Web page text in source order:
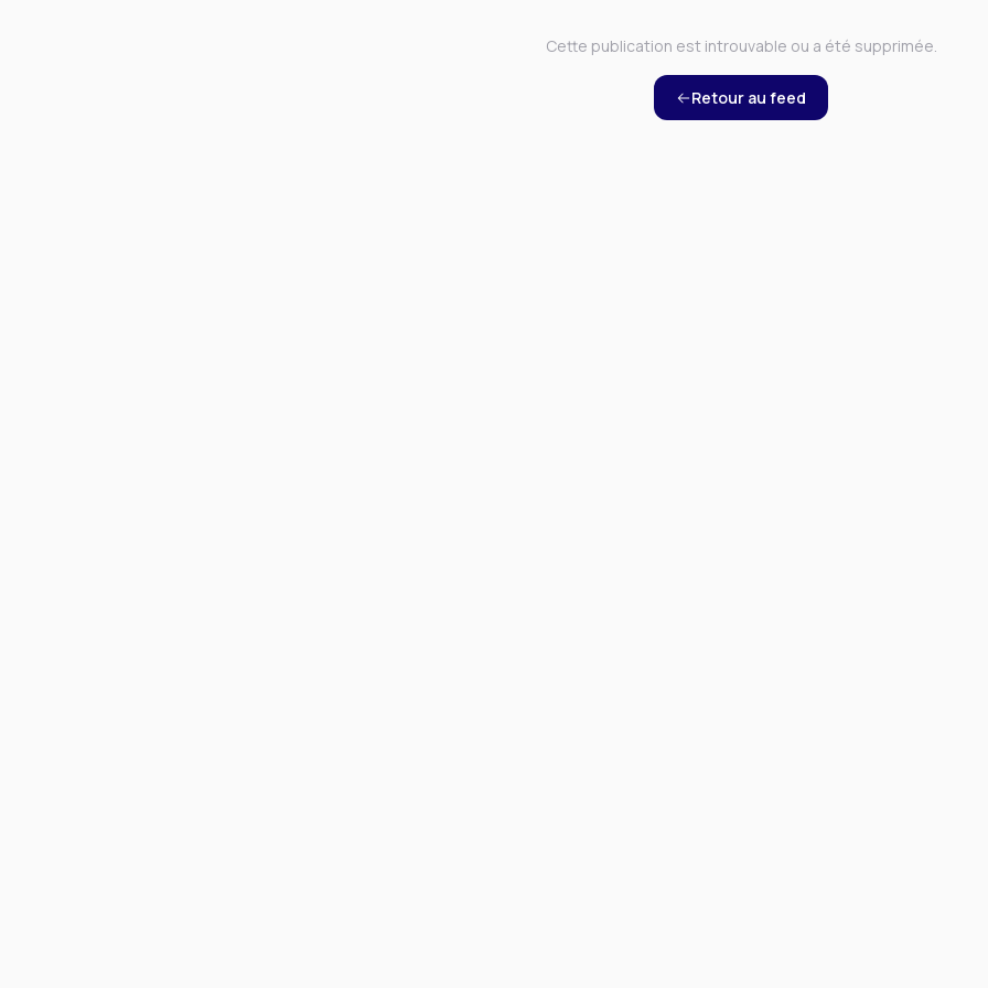
Cette publication est introuvable ou a été supprimée.
Retour au feed